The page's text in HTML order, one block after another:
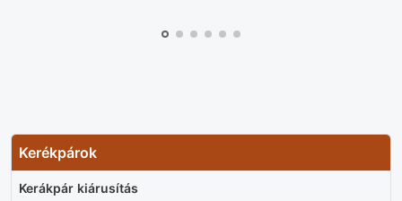
Kerékpárok
Kerákpár kiárusítás